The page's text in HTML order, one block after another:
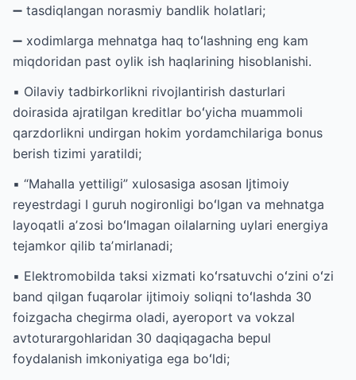
➖ tasdiqlangan norasmiy bandlik holatlari;
➖ xodimlarga mehnatga haq toʻlashning eng kam
miqdoridan past oylik ish haqlarining hisoblanishi.
▪️ Oilaviy tadbirkorlikni rivojlantirish dasturlari
doirasida ajratilgan kreditlar boʻyicha muammoli
qarzdorlikni undirgan hokim yordamchilariga bonus
berish tizimi yaratildi;
▪️ “Mahalla yettiligi” xulosasiga asosan Ijtimoiy
reyestrdagi I guruh nogironligi boʻlgan va mehnatga
layoqatli aʼzosi boʻlmagan oilalarning uylari energiya
tejamkor qilib taʼmirlanadi;
▪️ Elektromobilda taksi xizmati koʻrsatuvchi oʻzini oʻzi
band qilgan fuqarolar ijtimoiy soliqni toʻlashda 30
foizgacha chegirma oladi, ayeroport va vokzal
avtoturargohlaridan 30 daqiqagacha bepul
foydalanish imkoniyatiga ega boʻldi;